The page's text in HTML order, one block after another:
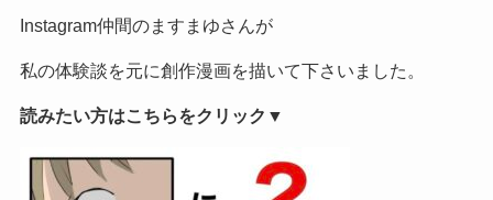
Instagram仲間のますまゆさんが
私の体験談を元に創作漫画を描いて下さいました。
読みたい方はこちらをクリック▼